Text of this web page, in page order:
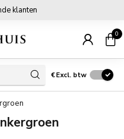
klanten
0
€Excl. btw